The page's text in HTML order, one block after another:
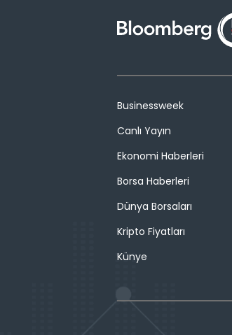
Businessweek
Canlı Yayın
Ekonomi Haberleri
Borsa Haberleri
Dünya Borsaları
Kripto Fiyatları
Künye